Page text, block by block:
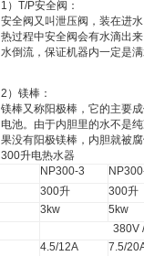
1 ） T/P安全阀：
安全阀又叫泄压阀 ，装在进
热过程中安全阀会有水滴出
水倒流，保证机器内一定是
2 ） 镁棒：
镁棒又称阳极棒 ，它的主要
电池。由于内胆里的水不是
果没有阳极镁棒，内胆就被
300升电热水器
NP300-3
300升 300升
3kw
5kw
380V
4.5/12A
7.5/